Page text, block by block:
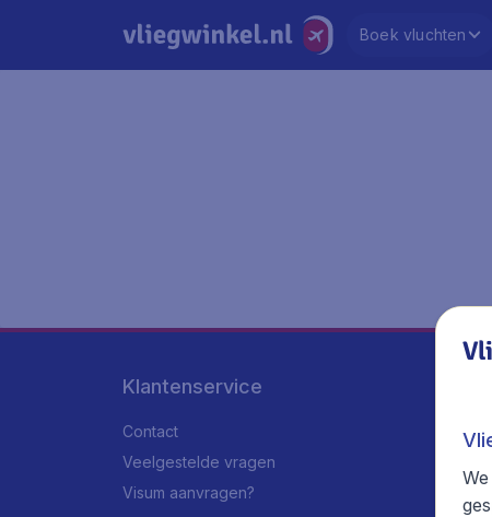
Boek vluchten
Klantenservice
Contact
Veelgestelde vragen
Visum aanvragen?